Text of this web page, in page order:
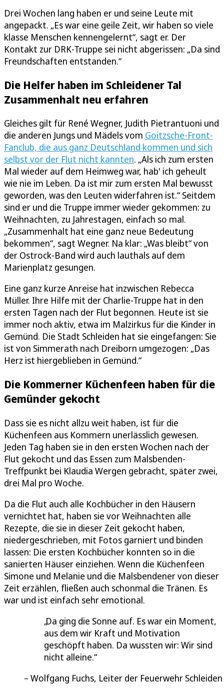
Drei Wochen lang haben er und seine Leute mit
angepackt. „Es war eine geile Zeit, wir haben so viele
klasse Menschen kennengelernt“, sagt er. Der
Kontakt zur DRK-Truppe sei nicht abgerissen: „Da sind
Freundschaften entstanden.“
Die Helfer haben im Schleidener Tal
Zusammenhalt neu erfahren
Gleiches gilt für René Wegner, Judith Pietrantuoni und
die anderen Jungs und Mädels vom Goitzsche-Front-
Fanclub, die aus ganz Deutschland kommen und sich
selbst vor der Flut nicht kannten. „Als ich zum ersten
Mal wieder auf dem Heimweg war, hab' ich geheult
wie nie im Leben. Da ist mir zum ersten Mal bewusst
geworden, was den Leuten widerfahren ist.“ Seitdem
sind er und die Truppe immer wieder gekommen: zu
Weihnachten, zu Jahrestagen, einfach so mal.
„Zusammenhalt hat eine ganz neue Bedeutung
bekommen“, sagt Wegner. Na klar: „Was bleibt“ von
der Ostrock-Band wird auch lauthals auf dem
Marienplatz gesungen.
Eine ganz kurze Anreise hat inzwischen Rebecca
Müller. Ihre Hilfe mit der Charlie-Truppe hat in den
ersten Tagen nach der Flut begonnen. Heute ist sie
immer noch aktiv, etwa im Malzirkus für die Kinder in
Gemünd. Die Stadt Schleiden hat sie eingefangen: Sie
ist von Simmerath nach Dreiborn umgezogen: „Das
Herz ist hiergeblieben in Gemünd.“
Die Kommerner Küchenfeen haben für die
Gemünder gekocht
Dass sie es nicht allzu weit haben, ist für die
Küchenfeen aus Kommern unerlässlich gewesen.
Jeden Tag haben sie in den ersten Wochen nach der
Flut gekocht und das Essen zum Malsbenden-
Treffpunkt bei Klaudia Wergen gebracht, später zwei,
drei Mal pro Woche.
Da die Flut auch alle Kochbücher in den Häusern
vernichtet hat, haben sie vor Weihnachten alle
Rezepte, die sie in dieser Zeit gekocht haben,
niedergeschrieben, mit Fotos garniert und binden
lassen: Die ersten Kochbücher konnten so in die
sanierten Häuser einziehen. Wenn die Küchenfeen
Simone und Melanie und die Malsbendener von dieser
Zeit erzählen, fließen auch schonmal die Tränen. Es
war und ist einfach sehr emotional.
Da ging die Sonne auf. Es war ein Moment,
aus dem wir Kraft und Motivation
geschöpft haben. Da wussten wir: Wir sind
nicht alleine.
Wolfgang Fuchs, Leiter der Feuerwehr Schleiden